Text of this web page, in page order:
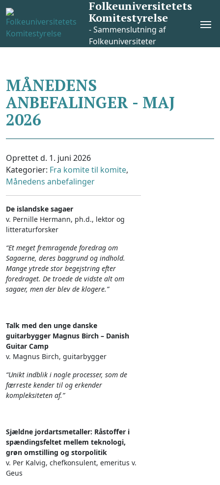
Skip
to
content
Folkeuniversitetets
Komitestyrelse
- Sammenslutning af
Folkeuniversiteter
MÅNEDENS
ANBEFALINGER - MAJ
2026
Oprettet d. 1. juni 2026
Kategorier: Fra komite til komite,
Månedens anbefalinger
De islandske sagaer
v. Pernille Hermann, ph.d., lektor og
litteraturforsker
“Et meget fremragende foredrag om
Sagaerne, deres baggrund og indhold.
Mange ytrede stor begejstring efter
foredraget. De troede de vidste alt om
sagaer, men der blev de klogere.”
Talk med den unge danske
guitarbygger Magnus Birch – Danish
Guitar Camp
v. Magnus Birch, guitarbygger
“Unikt indblik i nogle processer, som de
færreste kender til og erkender
kompleksiteten af.”
Sjældne jordartsmetaller: Råstoffer i
spændingsfeltet mellem teknologi,
grøn omstilling og storpolitik
v. Per Kalvig, chefkonsulent, emeritus v.
Geus